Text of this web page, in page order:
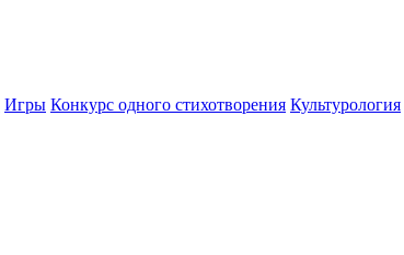
Игры Конкурс одного стихотворения Культурология